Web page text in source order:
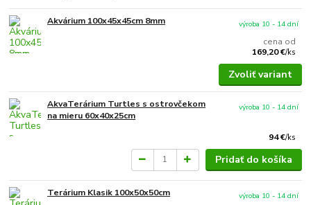
Akvárium 100x45x45cm 8mm
cena od
169,20 €/ks
výroba 10 - 14 dní
Zvoliť variant
AkvaTerárium Turtles s ostrovčekom
na mieru 60x40x25cm
94 €/ks
výroba 10 - 14 dní
Pridať do košíka
Terárium Klasik 100x50x50cm
výroba 10 - 14 dní